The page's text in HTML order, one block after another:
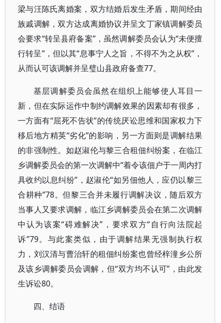
梁与汪陈氏离婚案，双方结婚后发生矛盾，期间经由
族戚调解，双方达成离婚协议并呈文丁家镇调解委员
会要求“转呈县府备案”，虽然调解委员会认为“未便擅
行转呈”，但以其“息事宁人之旨，不得不为之从权”，
从而认可该调解并呈璧山县政府备查77。
基层调解委员会虽然在组织上能够使人耳目一
新，但在实际运作中制约调解效果的因素却有很多，
一方面有“屈死不告状”的传统厌讼思维和国家权力下
移后地方精英“劣化”的影响，另一方面则是调解结果
的非强制性。如赵淑伦与黎三合租佃纠纷案，在临江
乡调解委员会的第一次调解中“着令该佃户于一周内打
具收约以息纠纷”，赵淑伦“如另佃他人，应仍以黎三
合耕种”78。但黎三合并未履行调解决议，随后双方
当事人又要求调解，临江乡调解委员会在第二次调解
中认为该案“碍难解决”，要求双方“自行向法院起
诉”79。与此案类似，由于调解结果无强制执行权
力，刘汉清与曹治轩的租佃纠纷案也曾经梓潼乡公所
及该乡调解委员会调解，但“双方均不认可”，由此发
生诉讼80。
四、结语